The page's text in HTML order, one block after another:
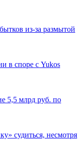
из-за размытой
в споре с Yukos
5,5 млрд руб. по
судиться, несмотря